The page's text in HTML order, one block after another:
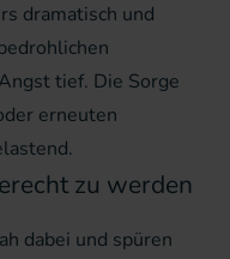
dramatisch und
tief. Die Sorge
erneuten
zu werden
dabei und spüren